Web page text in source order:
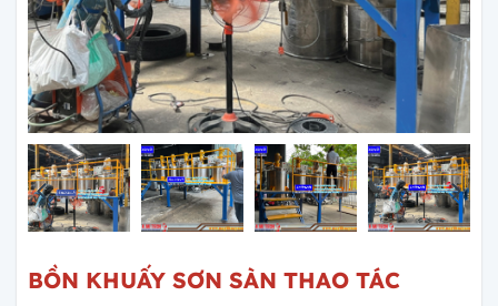
BỒN KHUẤY SƠN SÀN THAO TÁC